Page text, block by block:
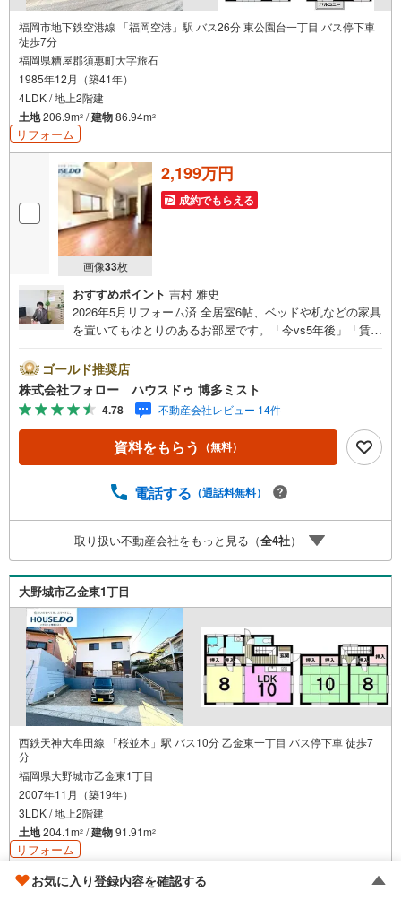
ば、それに越したことはありません。まずはお問い合わせください。
【営業時間 10:00-18:00】（定休日:火・水）
上記時間はお電話が繋がりやすくなっております。ぜひお気軽にご連絡下
さい！
現地を見学される場合は「室内・現地を見学する（無料）」ボタンより
ご希望の日時をご記入いただけますとスムーズにご案内が可能です。
福岡市地下鉄空港線 「福岡空港」駅 バス26分 東公園台一丁目 バス停下車
徒歩7分
福岡県糟屋郡須惠町大字旅石
1985年12月（築41年）
4LDK / 地上2階建
土地206.9m2 /建物86.94m2
リフォーム
画像33枚
2,199万円
成約でもらえる
おすすめポイント 吉村 雅史
2026年5月リフォーム済 全居室6帖、ベッドや机などの家具
を置いてもゆとりのあるお部屋です。「今vs5年後」「賃貸
上で必ず出てくる疑問、不安をぶつけてください。答えは
お客様の家族構成やご年齢、ライフプランによって全く変
わってきます。ネット検索も便利ですが、1回のご相談でお
悩みが解決できるかもしれません。その答えが「購入しな
い」となっても、お客様、ご家族様のベストであれば、そ
れに越したことはありません。まずはお問い合わせくださ
はお電話が繋がりやすくなっております。ぜひお気軽にご
する（無料）」ボタンよりご希望の日時をご記入いただけ
ますとスムーズにご案内が可能です。
ゴールド推奨店
株式会社フォロー ハウスドゥ 博多ミスト
4.78 不動産会社レビュー 14件
資料をもらう （無料）
電話する （通話料無料）
取り扱い不動産会社をもっと見る（全4社）
大野城市乙金東1丁目
西鉄天神大牟田線 「桜並木」駅 バス10分 乙金東一丁目 バス停下車 徒歩7
分
福岡県大野城市乙金東1丁目
2007年11月（築19年）
3LDK / 地上2階建
土地204.1m2 /建物91.91m2
リフォーム
2,880万円
お気に入り登録内容を確認する